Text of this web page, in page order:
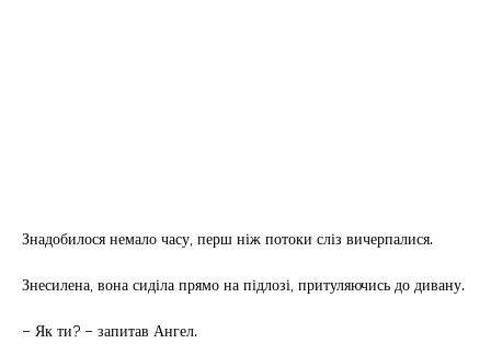
Знадобилося немало часу, перш ніж потоки сліз вичерпалися.
Знесилена, вона сиділа прямо на підлозі, притуляючись до дивану.
– Як ти? – запитав Ангел.